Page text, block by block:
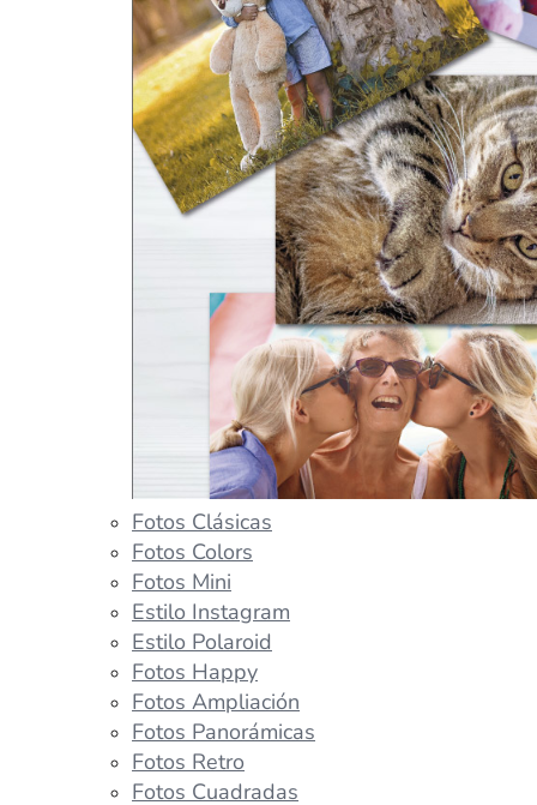
Fotos Clásicas
Fotos Colors
Fotos Mini
Estilo Instagram
Estilo Polaroid
Fotos Happy
Fotos Ampliación
Fotos Panorámicas
Fotos Retro
Fotos Cuadradas